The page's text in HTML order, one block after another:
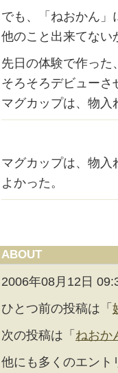
でも、「ねおかん」
他のこと出来てない
先日の体験で作った
そろそろデビューさ
マグカップは、物入
マグカップは、物入
よかった。
ABOUT
2006年08月12日
ひとつ前の投稿は「
次の投稿は「 ねおか
他にも多くのエント